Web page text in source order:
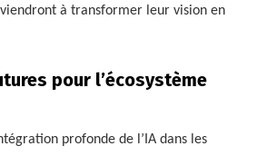
à transformer leur vision en
pour l’écosystème
profonde de l’IA dans les